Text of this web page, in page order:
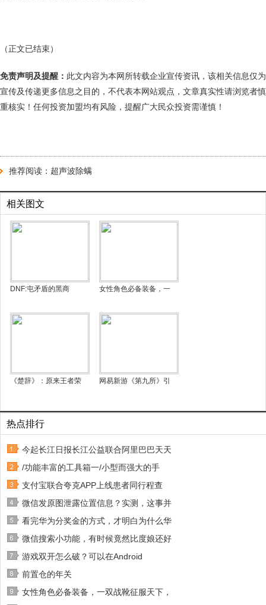
（正文已结束）
免责声明及提醒： 此文内容为本网所转载企业宣传资讯，该相关信息仅为
宣传及传递更多信息之目的，不代表本网站观点，文章真实性请浏览者慎
重核实！任何投资加盟均有风险，提醒广大民众投资需谨慎！
推荐阅读： 超声波除螨
相关图文
DNF:屯矛盾的黑商 女性角色必备装备，一
《楚辞》：原来王者荣 网易新游《第九所》引
热点排行
今起长江日报长江公益联合阿里巴巴天天
/功能丰富的工具箱一/小型而强大的手
支付宝联合夸克APP上线患者同行程查
微信发原图泄露位置信息？实测，这事并
看完华为分奖金的方式，才明白为什么华
微信搜索小功能，有时候竟然比度娘还好
游戏双开怎么破？可以在Android
前置仓的年关
女性角色必备装备，一双战靴征服天下，